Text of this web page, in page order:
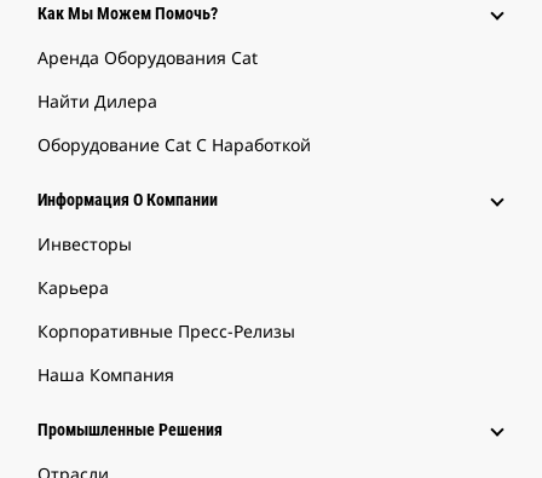
Как Мы Можем Помочь?
Аренда Оборудования Cat
Найти Дилера
Оборудование Cat С Наработкой
Информация О Компании
Инвесторы
Карьера
Корпоративные Пресс-Релизы
Наша Компания
Промышленные Решения